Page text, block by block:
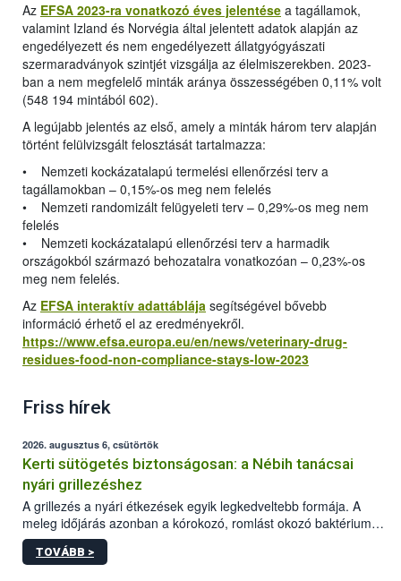
Az EFSA 2023-ra vonatkozó éves jelentése a tagállamok,
valamint Izland és Norvégia által jelentett adatok alapján az
engedélyezett és nem engedélyezett állatgyógyászati
szermaradványok szintjét vizsgálja az élelmiszerekben. 2023-
ban a nem megfelelő minták aránya összességében 0,11% volt
(548 194 mintából 602).
A legújabb jelentés az első, amely a minták három terv alapján
történt felülvizsgált felosztását tartalmazza:
• Nemzeti kockázatalapú termelési ellenőrzési terv a
tagállamokban – 0,15%-os meg nem felelés
• Nemzeti randomizált felügyeleti terv – 0,29%-os meg nem
felelés
• Nemzeti kockázatalapú ellenőrzési terv a harmadik
országokból származó behozatalra vonatkozóan – 0,23%-os
meg nem felelés.
Az EFSA interaktív adattáblája segítségével bővebb
információ érhető el az eredményekről.
https://www.efsa.europa.eu/en/news/veterinary-drug-
residues-food-non-compliance-stays-low-2023
Friss hírek
2026. augusztus 6, csütörtök
Kerti sütögetés biztonságosan: a Nébih tanácsai
nyári grillezéshez
A grillezés a nyári étkezések egyik legkedveltebb formája. A
meleg időjárás azonban a kórokozó, romlást okozó baktériumok
gyorsabb szaporodásának is kedvez. A szabadtéri sütögetés
ezért nem csupán a megfelelő sütési technikáról szól: legalább
TOVÁBB >